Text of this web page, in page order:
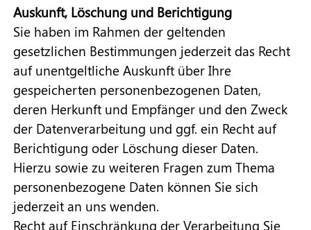
Auskunft, Löschung und Berichtigung
Sie haben im Rahmen der geltenden
gesetzlichen Bestimmungen jederzeit das Recht
auf unentgeltliche Auskunft über Ihre
gespeicherten personenbezogenen Daten,
deren Herkunft und Empfänger und den Zweck
der Datenverarbeitung und ggf. ein Recht auf
Berichtigung oder Löschung dieser Daten.
Hierzu sowie zu weiteren Fragen zum Thema
personenbezogene Daten können Sie sich
jederzeit an uns wenden.
Recht auf Einschränkung der Verarbeitung Sie